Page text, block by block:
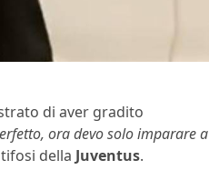
di aver gradito
ora devo solo imparare a
della Juventus.